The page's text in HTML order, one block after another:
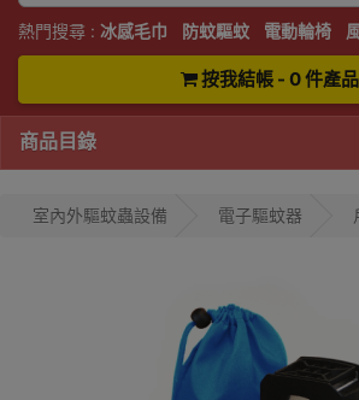
熱門搜尋 : 冰感毛巾 防蚊驅蚊 電動輪椅
按我結帳 - 0 件產品
商品目錄
室內外驅蚊蟲設備 電子驅蚊器